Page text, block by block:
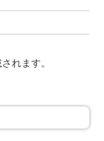
れます。